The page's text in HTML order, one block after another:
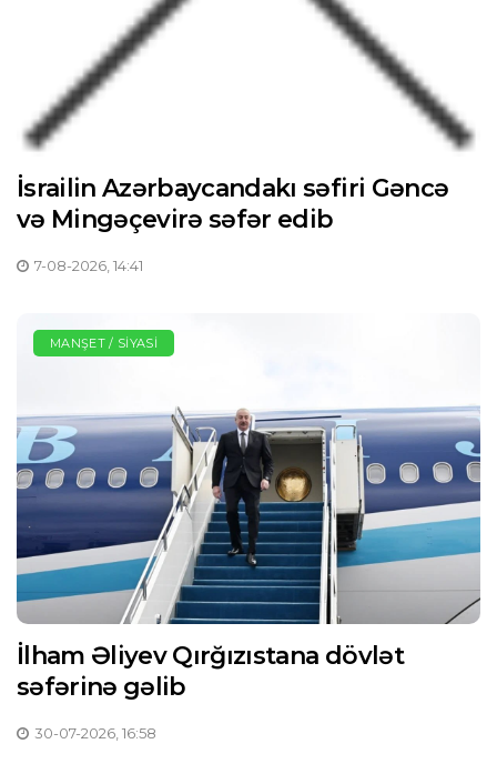
İsrailin Azərbaycandakı səfiri Gəncə
və Mingəçevirə səfər edib
7-08-2026, 14:41
MANŞET / SIYASI
İlham Əliyev Qırğızıstana dövlət
səfərinə gəlib
30-07-2026, 16:58